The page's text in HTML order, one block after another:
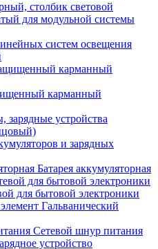
столбик световой
для модульной системы
систем освещения
карманный
зарядные устройства
и зарядных
Батарея аккумуляторная
для бытовой электроники
Гальванический
Сетевой шнур питания